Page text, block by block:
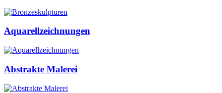
Aquarellzeichnungen
Abstrakte Malerei